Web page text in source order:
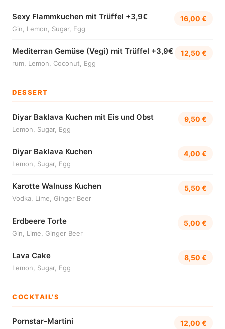
Sexy Flammkuchen mit Trüffel +3,9€
Gin, Lemon, Sugar, Egg
16,00 €
Mediterran Gemüse (Vegi) mit Trüffel +3,9€
rum, Lemon, Coconut, Egg
12,50 €
DESSERT
Diyar Baklava Kuchen mit Eis und Obst
Lemon, Sugar, Egg
9,50 €
Diyar Baklava Kuchen
Lemon, Sugar, Egg
4,00 €
Karotte Walnuss Kuchen
Vodka, Lime, Ginger Beer
5,50 €
Erdbeere Torte
Gin, Lime, Ginger Beer
5,00 €
Lava Cake
Lemon, Sugar, Egg
8,50 €
COCKTAIL'S
Pornstar-Martini 12,00 €